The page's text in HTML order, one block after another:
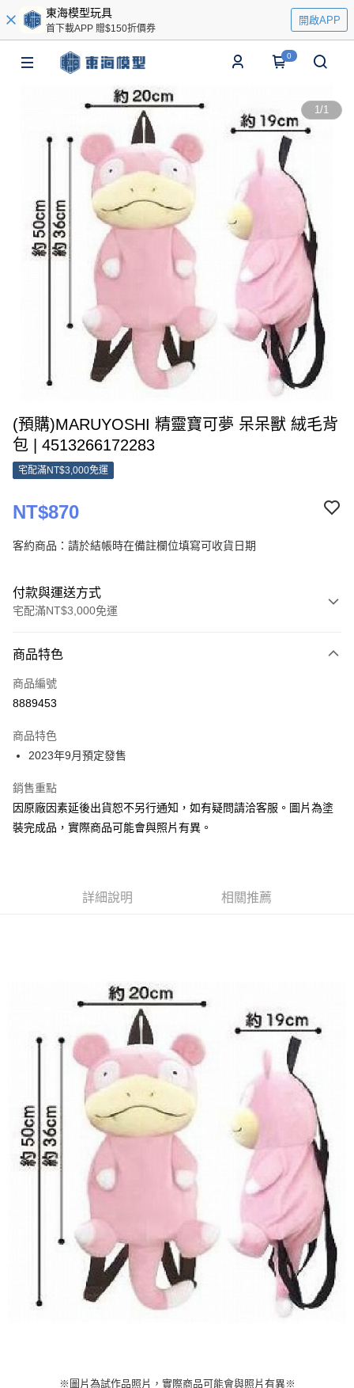
東海模型玩具
首下載APP 贈$150折價券
開啟APP
0
1/1
(預購)MARUYOSHI 精靈寶可夢 呆呆獸 絨毛背
包 | 4513266172283
宅配滿NT$3,000免運
NT$870
客約商品：請於結帳時在備註欄位填寫可收貨日期
付款與運送方式
宅配滿NT$3,000免運
信用卡一次付款
Apple Pay
全盈+PAY
大哥付你分期
相關說明
1.本服務由台灣大哥大提供，台灣大哥大用戶可立即使用無須另外申請。
3.實際核准額度、可分期數及費用金額請依後續交易確認頁面所載為準。
4.訂單成立30分鐘內，如未前往確認交易或遇審核未通過，訂單將自動取
2.透過簡訊連結打開帳單後，可選擇「超商條碼／台灣大直營門市／銀行轉
帳／街口支付／iPASS MONEY」等通路繳費。
1.本服務係由「台灣大哥大股份有限公司」（以下簡稱本公司）所提供，讓
用戶於交易時，得透過本服務購買商品或服務，並由商店將買賣／分期付款
買賣價金債權讓與本公司後，依約使用本公司帳單繳交帳款。
2.基於同意付款使用「大哥付你分期」之契約關係目的，商店將以您的個人
資料（包含姓名、電話或地址）提供予台灣大哥大進項蒐集、處理及利用，
由本公司與您本人進行分期帳單所需資料之確認、核對及更正。
3.完整用戶服務條款，請詳閱以下連結：
https://oppay.tw/userRule
ATM付款
東海門市自取，需自備購物袋取貨唷。
商品特色
商品編號
8889453
商品特色
2023年9月預定發售
銷售重點
因原廠因素延後出貨恕不另行通知，如有疑問請洽客服。圖片為塗
裝完成品，實際商品可能會與照片有異。
詳細說明 相關推薦
※圖片為試作品照片，實際商品可能會與照片有異※